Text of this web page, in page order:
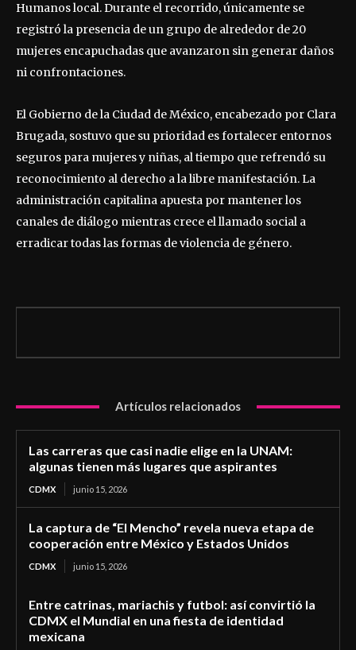
Humanos local. Durante el recorrido, únicamente se
registró la presencia de un grupo de alrededor de 20
mujeres encapuchadas que avanzaron sin generar daños
ni confrontaciones.
El Gobierno de la Ciudad de México, encabezado por Clara
Brugada, sostuvo que su prioridad es fortalecer entornos
seguros para mujeres y niñas, al tiempo que refrendó su
reconocimiento al derecho a la libre manifestación. La
administración capitalina apuesta por mantener los
canales de diálogo mientras crece el llamado social a
erradicar todas las formas de violencia de género.
Artículos relacionados
Las carreras que casi nadie elige en la UNAM:
algunas tienen más lugares que aspirantes
CDMX junio 15, 2026
La captura de “El Mencho” revela nueva etapa de
cooperación entre México y Estados Unidos
CDMX junio 15, 2026
Entre catrinas, mariachis y futbol: así convirtió la
CDMX el Mundial en una fiesta de identidad
mexicana